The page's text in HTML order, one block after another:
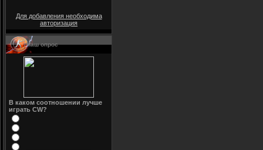
Для добавления необходима
авторизация
Наш опрос
В каком соотношении лучше
играть CW?